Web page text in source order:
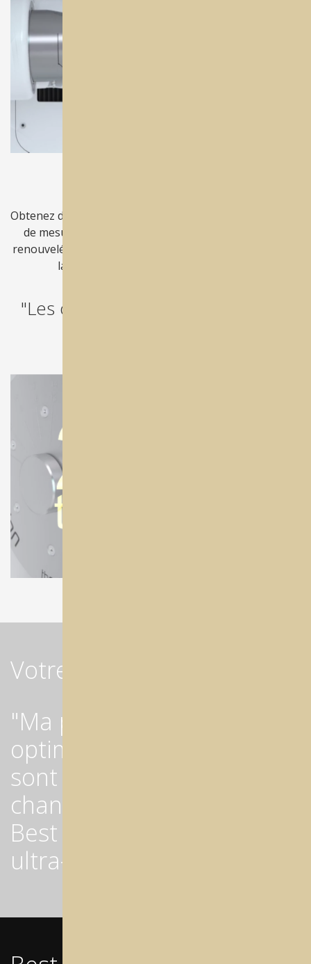
Obtenez des performances maximales grâce au capteur
de mesure d'outils de haute précision, à la capacité
renouvelée de 24 outils pour toutes les opérations et à
la technologie des outils de rechange.
"Les outils de rechange ont aussi
Votre travail, Réimaginé
"Ma production est
optimisée et mes coûts
sont réduits grâce au
changeur de 15 disques de
Best Mill et au fraisage
ultra-rapide"